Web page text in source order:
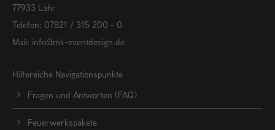
77933 Lahr
Telefon: 07821 / 315 200 - 0
Mail: info@mk-eventdesign.de
Hilfereiche Navigationspunkte
Fragen und Antworten (FAQ)
Feuerwerkspakete